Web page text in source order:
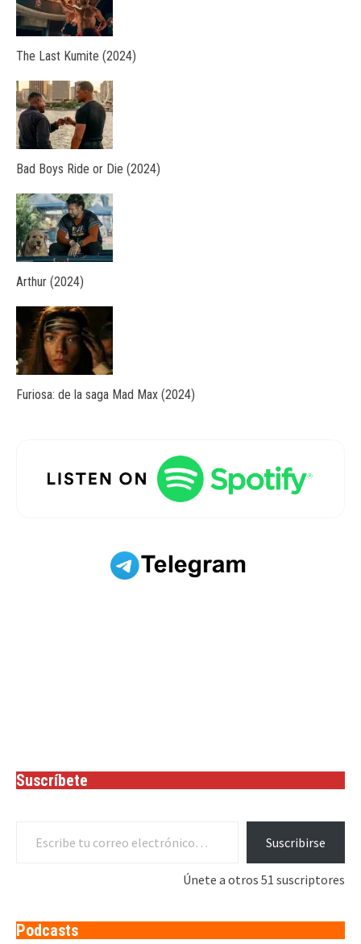
The Last Kumite (2024)
Bad Boys Ride or Die (2024)
Arthur (2024)
Furiosa: de la saga Mad Max (2024)
Suscríbete
Suscribirse
Únete a otros 51 suscriptores
Podcasts